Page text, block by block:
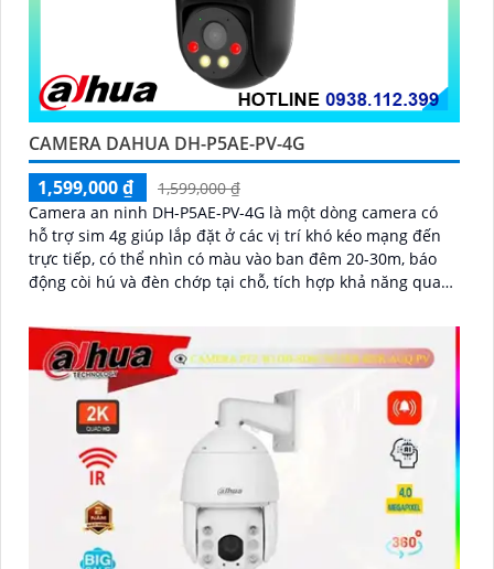
CAMERA DAHUA DH-P5AE-PV-4G
1,599,000 ₫
1,599,000 ₫
Camera an ninh DH-P5AE-PV-4G là một dòng camera có
hỗ trợ sim 4g giúp lắp đặt ở các vị trí khó kéo mạng đến
trực tiếp, có thể nhìn có màu vào ban đêm 20-30m, báo
động còi hú và đèn chớp tại chỗ, tích hợp khả năng quay